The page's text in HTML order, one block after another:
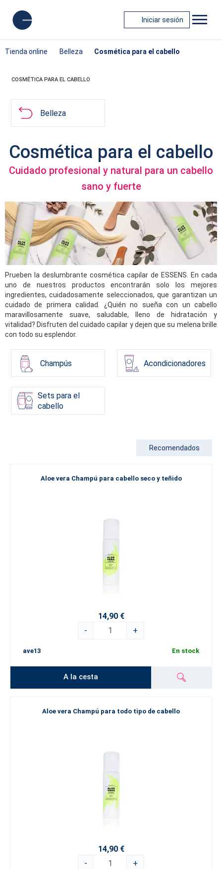
Iniciar sesión
Tienda online Belleza Cosmética para el cabello
COSMÉTICA PARA EL CABELLO
Belleza
Cosmética para el cabello
Cuidado profesional y natural para un cabello
sano y fuerte
Prueben la deslumbrante cosmética capilar de ESSENS. En cada
uno de nuestros productos encontrarán solo los mejores
ingredientes, cuidadosamente seleccionados, que garantizan un
cuidado de primera calidad. ¿Quién no sueña con un cabello
maravillosamente suave, saludable, lleno de hidratación y
vitalidad? Disfruten del cuidado capilar y dejen que su melena brille
con todo su esplendor.
Champús Acondicionadores
Sets para el
cabello
Recomendados
Aloe vera Champú para cabello seco y teñido
14,90 €
-
+
ave13 En stock
A la cesta
Aloe vera Champú para todo tipo de cabello
14,90 €
-
+